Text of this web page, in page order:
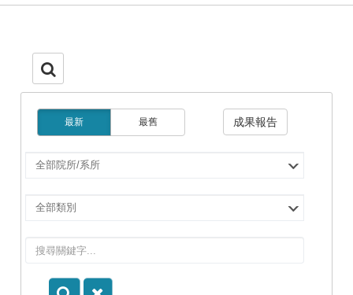
最新 最舊 成果報告
選
所/
所
選
別